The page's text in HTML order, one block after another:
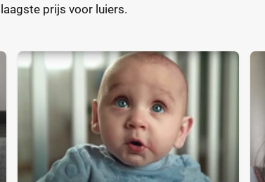
laagste prijs voor luiers.